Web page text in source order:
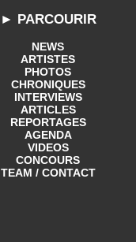
► PARCOURIR
NEWS
ARTISTES
PHOTOS
CHRONIQUES
INTERVIEWS
ARTICLES
REPORTAGES
AGENDA
VIDEOS
CONCOURS
TEAM / CONTACT